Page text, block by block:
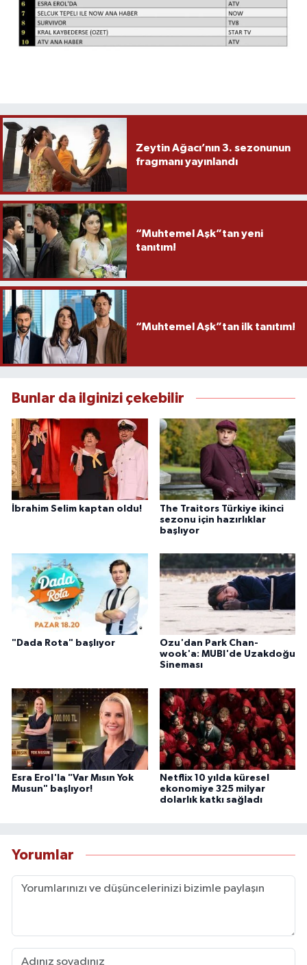
Zeytin Ağacı’nın 3. sezonunun
fragmanı yayınlandı
“Muhtemel Aşk”tan yeni
tanıtım!
“Muhtemel Aşk”tan ilk tanıtım!
Bunlar da ilginizi çekebilir
İbrahim Selim kaptan oldu!
The Traitors Türkiye ikinci
sezonu için hazırlıklar
başlıyor
"Dada Rota" başlıyor
Ozu'dan Park Chan-
wook'a: MUBI'de Uzakdoğu
Sineması
Esra Erol'la "Var Mısın Yok
Musun" başlıyor!
Netflix 10 yılda küresel
ekonomiye 325 milyar
dolarlık katkı sağladı
Yorumlar